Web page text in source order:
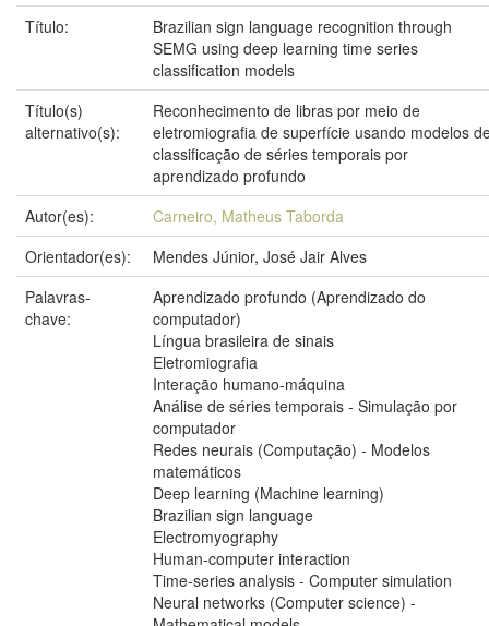
Título:
Brazilian sign language recognition through
SEMG using deep learning time series
classification models
Título(s)
alternativo(s):
Reconhecimento de libras por meio de
eletromiografia de superfície usando modelos
classificação de séries temporais por
aprendizado profundo
Autor(es):
Carneiro, Matheus Taborda
Orientador(es):
Mendes Júnior, José Jair Alves
Palavras-
chave:
Aprendizado profundo (Aprendizado do
computador)
Língua brasileira de sinais
Eletromiografia
Interação humano-máquina
Análise de séries temporais - Simulação por
computador
Redes neurais (Computação) - Modelos
matemáticos
Deep learning (Machine learning)
Brazilian sign language
Electromyography
Human-computer interaction
Time-series analysis - Computer simulation
Neural networks (Computer science) -